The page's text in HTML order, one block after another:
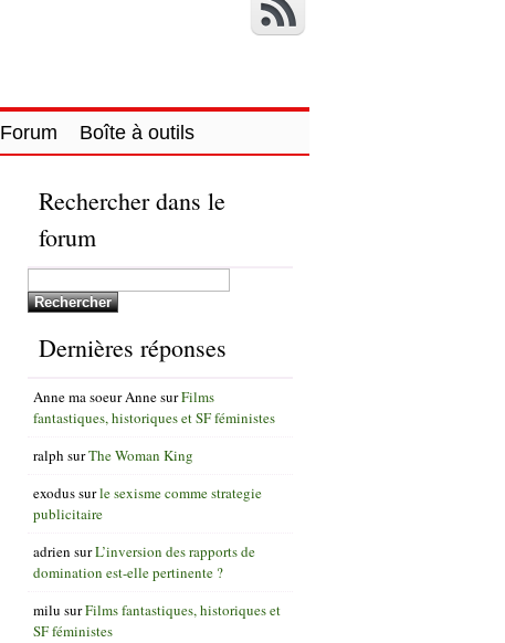
Forum Boîte à outils
Rechercher dans le
forum
Dernières réponses
Anne ma soeur AnnesurFilms
fantastiques, historiques et SF féministes
ralph surThe Woman King
exodussurle sexisme comme strategie
publicitaire
adrien surL’inversion des rapports de
domination est-elle pertinente ?
milu surFilms fantastiques, historiques et
SF féministes